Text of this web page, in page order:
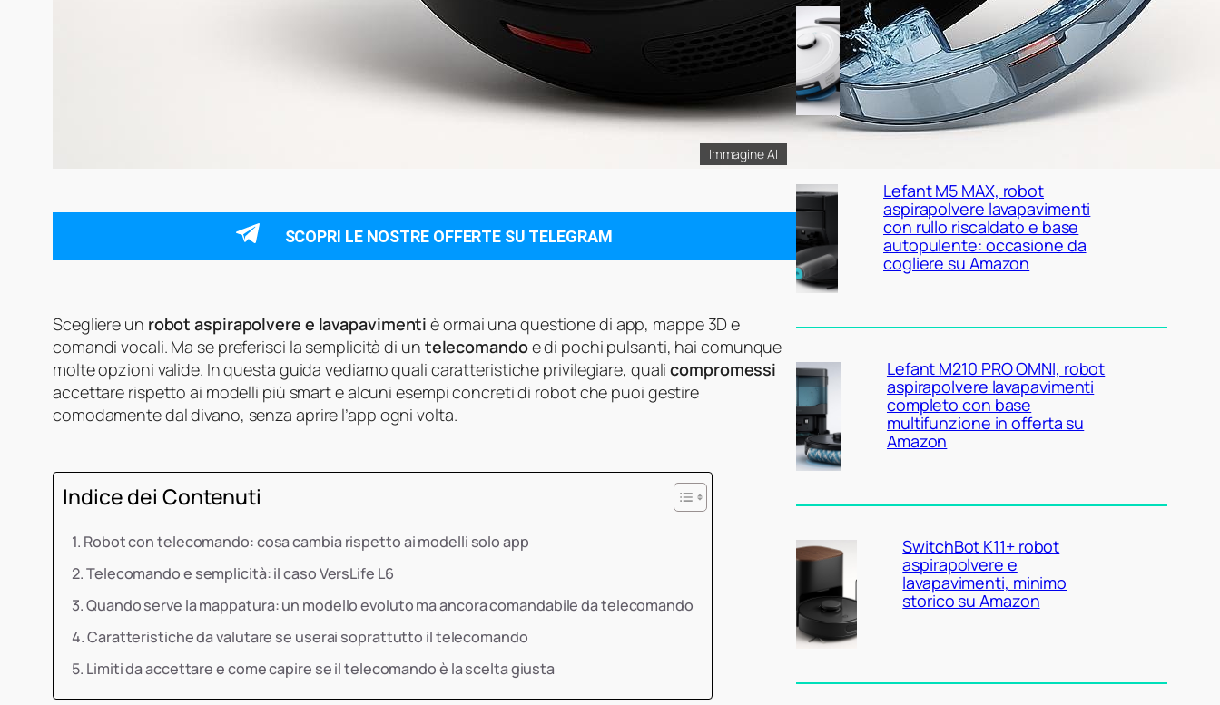
Immagine AI
SCOPRI LE NOSTRE OFFERTE SU TELEGRAM
Scegliere un robot aspirapolvere e lavapavimenti è ormai una questione di app, mappe 3D e
comandi vocali. Ma se preferisci la semplicità di un telecomandoe di pochi pulsanti, hai comunque
molte opzioni valide. In questa guida vediamo quali caratteristiche privilegiare, qualicompromessi
accettare rispetto ai modelli più smart e alcuni esempi concreti di robot che puoi gestire
comodamente dal divano, senza aprire l’app ogni volta.
Indice dei Contenuti
Robot con telecomando: cosa cambia rispetto ai modelli solo app
Telecomando e semplicità: il caso VersLife L6
Quando serve la mappatura: un modello evoluto ma ancora comandabile da telecomando
Caratteristiche da valutare se userai soprattutto il telecomando
Limiti da accettare e come capire se il telecomando è la scelta giusta
Lefant M2 Plus con stazione di
raccolta automatica: robot
aspirapolvere lavapavimenti 2 in
1 da prendere ora su Amazon
Lefant M5 MAX, robot
aspirapolvere lavapavimenti
con rullo riscaldato e base
autopulente: occasione da
cogliere su Amazon
Lefant M210 PRO OMNI, robot
aspirapolvere lavapavimenti
completo con base
multifunzione in offerta su
Amazon
SwitchBot K11+ robot
aspirapolvere e
lavapavimenti, minimo
storico su Amazon